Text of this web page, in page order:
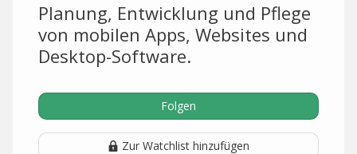
Planung, Entwicklung und Pflege
von mobilen Apps, Websites und
Desktop-Software.
Folgen
Zur Watchlist hinzufügen